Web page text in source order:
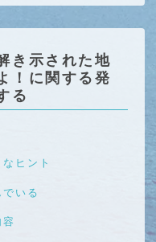
き示された地
！に関する発
る
ヒント
いる